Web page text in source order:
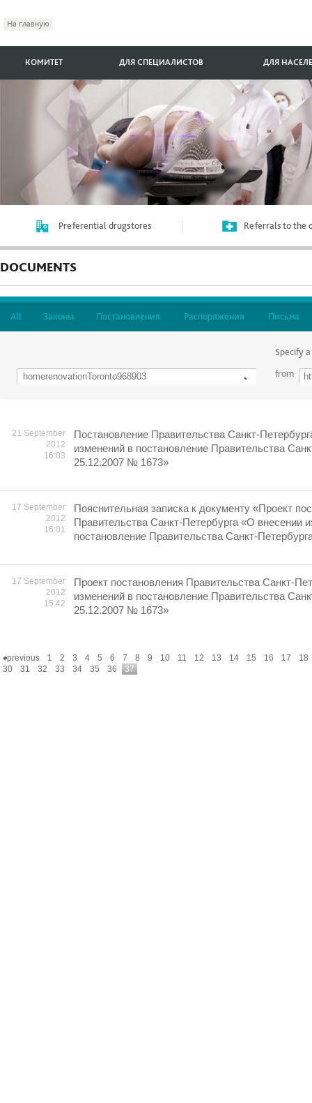
На главную
КОМИТЕТ ДЛЯ СПЕЦИАЛИСТОВ ДЛЯ
Preferential drugstores Referrals to the
DOCUMENTS
All Законы Постановления Распоряжения Письма
Specify
from
21 September
2012
16:03
Постановление Правительства Санкт-
изменений в постановление Правительства
25.12.2007 № 1673»
17 September
2012
16:01
Пояснительная записка к документу «Проект
Правительства Санкт-Петербурга «О внесении
постановление Правительства Санкт-
17 September
2012
15:42
Проект постановления Правительства Санкт-
изменений в постановление Правительства
25.12.2007 № 1673»
previous 1 2 3 4 5 6 7 8 9 10 11 12 13 14 15 16 17
18
30
31 32 33 34 35 36 37